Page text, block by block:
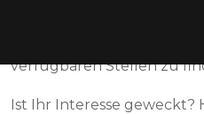
verfügbaren Stellen zu
Ist Ihr Interesse geweckt?